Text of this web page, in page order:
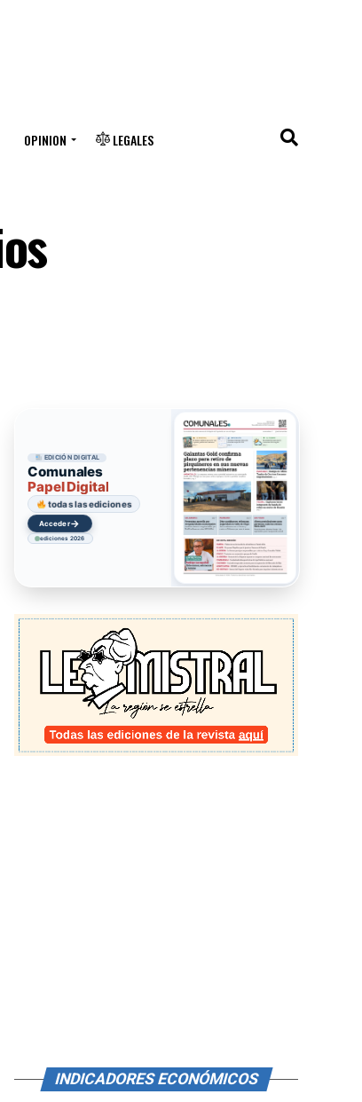
OPINION LEGALES
EDICIÓN DIGITAL
Comunales
Papel Digital
todas las ediciones
Acceder→
ediciones 2026
INDICADORES ECONÓMICOS